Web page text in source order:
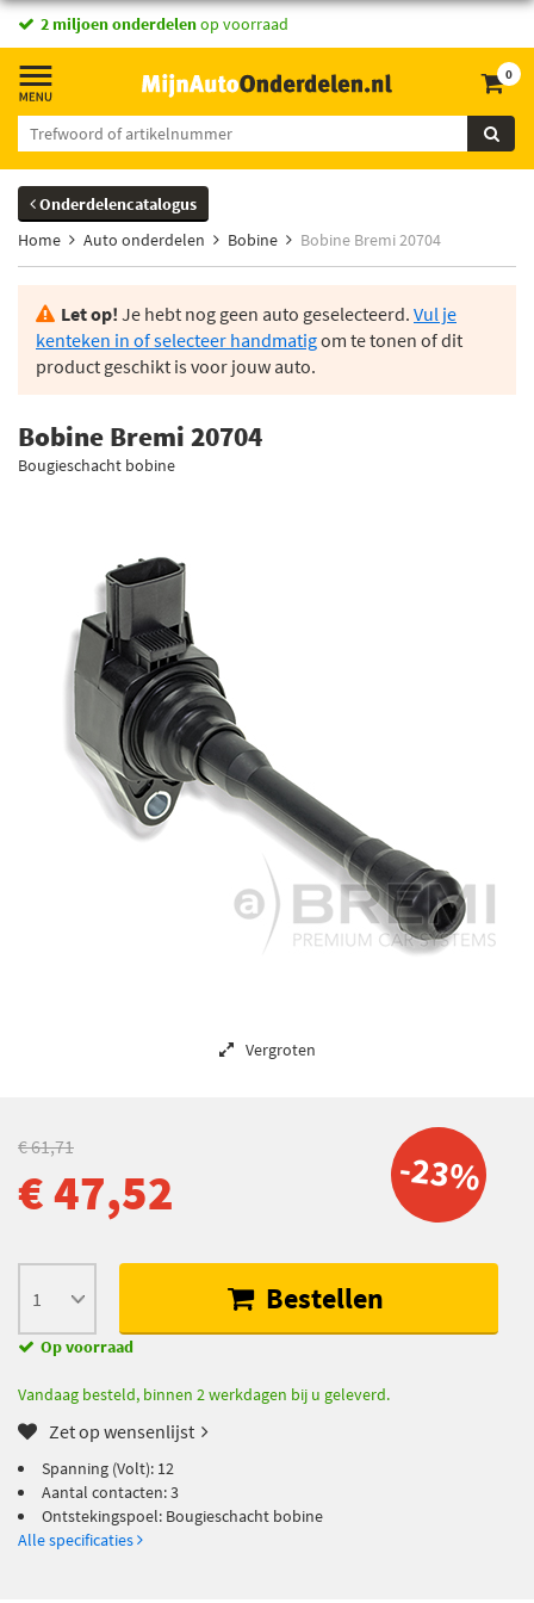
2 miljoen onderdelenop voorraad
0
Onderdelencatalogus
Home
Auto onderdelen Bobine Bobine Bremi 20704
Let op! Je hebt nog geen auto geselecteerd. Vul je
kenteken in of selecteer handmatigom te tonen of dit
product geschikt is voor jouw auto.
Bobine Bremi 20704
Bougieschacht bobine
Vergroten
-23%
€ 61,71
€ 47,52
Bestellen
Op voorraad
Vandaag besteld, binnen 2 werkdagen bij u geleverd.
Zet op wensenlijst
Spanning (Volt): 12
Aantal contacten: 3
Ontstekingspoel: Bougieschacht bobine
Alle specificaties